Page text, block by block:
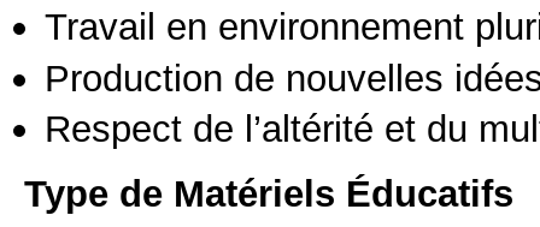
Travail en environnement
Production de nouvelles
Respect de l’altérité et du
Type de Matériels Éducatifs